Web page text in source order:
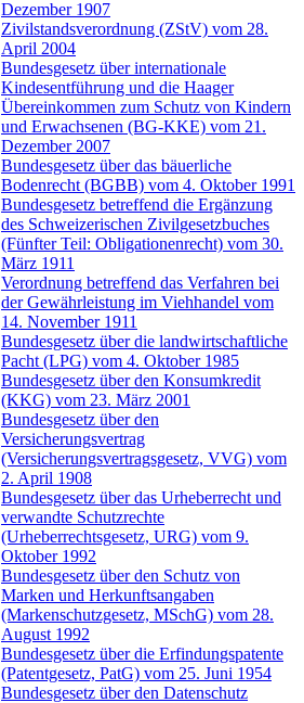
Dezember 1907
Zivilstandsverordnung (ZStV) vom 28.
April 2004
Bundesgesetz über internationale
Kindesentführung und die Haager
Übereinkommen zum Schutz von Kindern
und Erwachsenen (BG-KKE) vom 21.
Dezember 2007
Bundesgesetz über das bäuerliche
Bodenrecht (BGBB) vom 4. Oktober 1991
Bundesgesetz betreffend die Ergänzung
des Schweizerischen Zivilgesetzbuches
(Fünfter Teil: Obligationenrecht) vom 30.
März 1911
Verordnung betreffend das Verfahren bei
der Gewährleistung im Viehhandel vom
14. November 1911
Bundesgesetz über die landwirtschaftliche
Pacht (LPG) vom 4. Oktober 1985
Bundesgesetz über den Konsumkredit
(KKG) vom 23. März 2001
Bundesgesetz über den
Versicherungsvertrag
(Versicherungsvertragsgesetz, VVG) vom
2. April 1908
Bundesgesetz über das Urheberrecht und
verwandte Schutzrechte
(Urheberrechtsgesetz, URG) vom 9.
Oktober 1992
Bundesgesetz über den Schutz von
Marken und Herkunftsangaben
(Markenschutzgesetz, MSchG) vom 28.
August 1992
Bundesgesetz über die Erfindungspatente
(Patentgesetz, PatG) vom 25. Juni 1954
Bundesgesetz über den Datenschutz